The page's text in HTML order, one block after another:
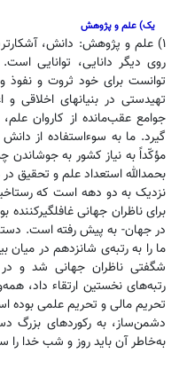
یک) علم و پژوهش
۱) علم و پژوهش: دانش،‌
روی دیگر دانایی، توانایی
توانست برای خود ثروت و نفوذ
تهیدستی در بنیانهای اخلاقی
جوامع عقب‌مانده از کاروان
گیرد. ما به سوءاستفاده از
مؤکّداً به نیاز کشور به
بحمدالله استعداد علم و تحقیق
نزدیک به دو دهه است که
برای ناظران جهانی
در جهان- به پیش رفته است.
ما را به رتبه‌ی شانزدهم در
شگفتی ناظران جهانی شد و
رتبه‌های نخستین ارتقاء داد،
تحریم مالی و تحریم علمی
دشمن‌ساز، به رکوردهای بزرگ
به‌خاطر آن باید روز و شب خدا